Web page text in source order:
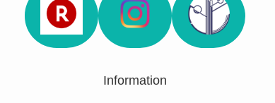
Information